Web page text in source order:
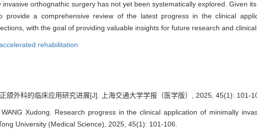
orthognathic surgery has not yet been systematically explored. Given
a comprehensive review of the latest progress in the clinical
with the goal of providing valuable insights for future research and
rehabilitation
颌外科的临床应用研究进展[J]. 上海交通大学学报（医学版）, 2025, 45(1): 101-
Xudong. Research progress in the clinical application of minimally
University (Medical Science), 2025, 45(1): 101-106.